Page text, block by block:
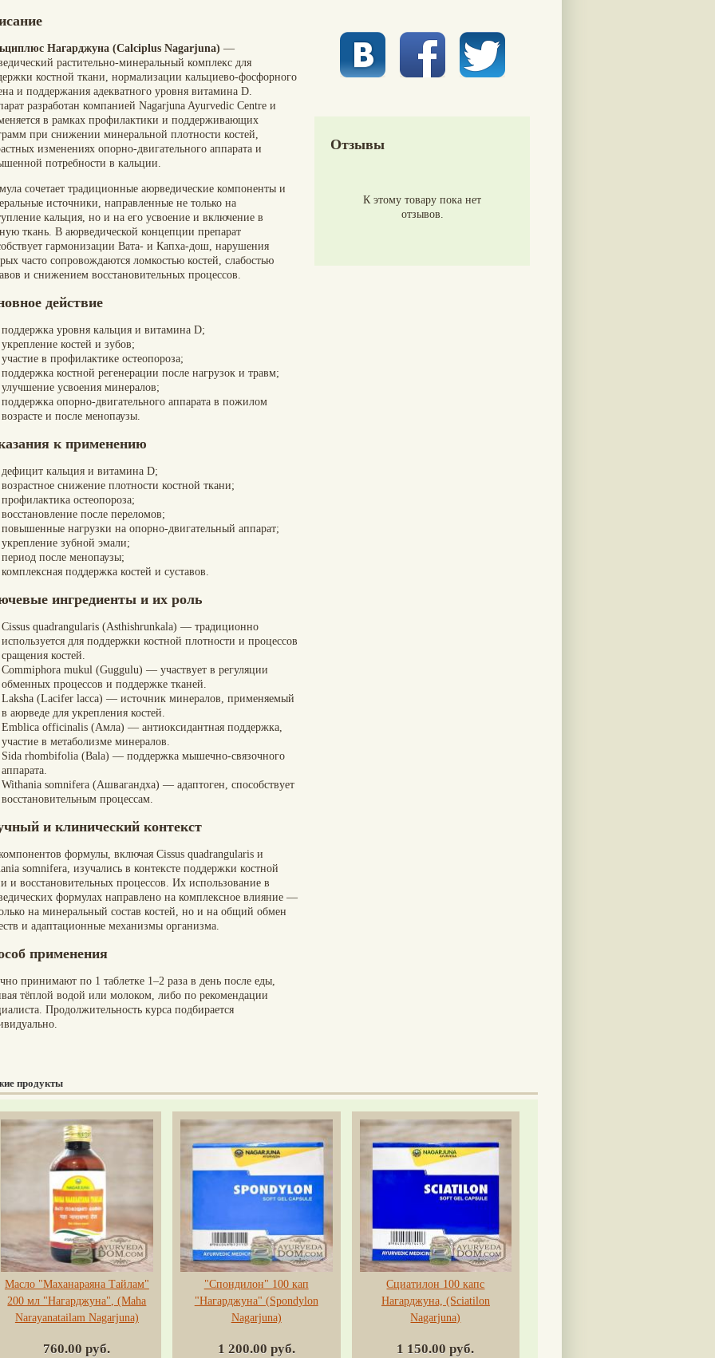
Нагарджуна (Calciplus Nagarjuna) —
растительно-минеральный комплекс для
костной ткани, нормализации кальциево-фосфорного
и поддержания адекватного уровня витамина D.
разработан компанией Nagarjuna Ayurvedic Centre и
в рамках профилактики и поддерживающих
при снижении минеральной плотности костей,
изменениях опорно-двигательного аппарата и
потребности в кальции.
сочетает традиционные аюрведические компоненты и
источники, направленные не только на
кальция, но и на его усвоение и включение в
ткань. В аюрведической концепции препарат
гармонизации Вата- и Капха-дош, нарушения
часто сопровождаются ломкостью костей, слабостью
и снижением восстановительных процессов.
действие
поддержка уровня кальция и витамина D;
укрепление костей и зубов;
участие в профилактике остеопороза;
поддержка костной регенерации после нагрузок и травм;
улучшение усвоения минералов;
поддержка опорно-двигательного аппарата в пожилом
возрасте и после менопаузы.
к применению
дефицит кальция и витамина D;
возрастное снижение плотности костной ткани;
профилактика остеопороза;
восстановление после переломов;
повышенные нагрузки на опорно-двигательный аппарат;
укрепление зубной эмали;
период после менопаузы;
комплексная поддержка костей и суставов.
ингредиенты и их роль
Cissus quadrangularis (Asthishrunkala) — традиционно
используется для поддержки костной плотности и процессов
сращения костей.
Commiphora mukul (Guggulu) — участвует в регуляции
обменных процессов и поддержке тканей.
Laksha (Lacifer lacca) — источник минералов, применяемый
в аюрведе для укрепления костей.
Emblica officinalis (Амла) — антиоксидантная поддержка,
участие в метаболизме минералов.
Sida rhombifolia (Bala) — поддержка мышечно-связочного
аппарата.
Withania somnifera (Ашвагандха) — адаптоген, способствует
восстановительным процессам.
и клинический контекст
формулы, включая Cissus quadrangularis и
somnifera, изучались в контексте поддержки костной
и восстановительных процессов. Их использование в
формулах направлено на комплексное влияние —
на минеральный состав костей, но и на общий обмен
и адаптационные механизмы организма.
применения
принимают по 1 таблетке 1–2 раза в день после еды,
тёплой водой или молоком, либо по рекомендации
Продолжительность курса подбирается
Отзывы
К этому товару пока нет
отзывов.
продукты
Масло "Маханараяна Тайлам"
200 мл "Нагарджуна", (Maha
Narayanatailam Nagarjuna)
760.00 руб.
"Спондилон" 100 кап
"Нагарджуна" (Spondylon
Nagarjuna)
1 200.00 руб.
Сциатилон 100 капс
Нагарджуна, (Sciatilon
Nagarjuna)
1 150.00 руб.